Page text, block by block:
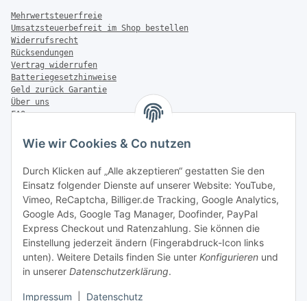
Wie wir Cookies & Co nutzen
Durch Klicken auf „Alle akzeptieren“ gestatten Sie den
Einsatz folgender Dienste auf unserer Website: YouTube,
Vimeo, ReCaptcha, Billiger.de Tracking, Google Analytics,
Google Ads, Google Tag Manager, Doofinder, PayPal
Express Checkout und Ratenzahlung. Sie können die
Einstellung jederzeit ändern (Fingerabdruck-Icon links
unten). Weitere Details finden Sie unter Konfigurieren und
in unserer Datenschutzerklärung.
Impressum Datenschutz
Mehrwertsteuerfreie
Umsatzsteuerbefreit im Shop bestellen
Widerrufsrecht
Rücksendungen
Vertrag widerrufen
Batteriegesetzhinweise
Geld zurück Garantie
Über uns
FAQ
Zahlung & Versand
Versandinformationen
Sonstiges